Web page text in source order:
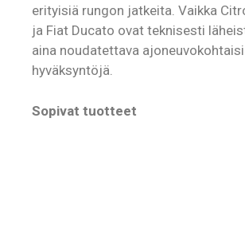
erityisiä rungon jatkeita. Vaikka
ja Fiat Ducato ovat teknisesti
aina noudatettava
hyväksyntöjä.
Sopivat tuotteet